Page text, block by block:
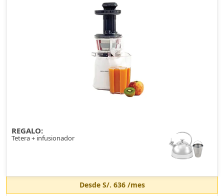
REGALO:
Tetera + infusionador
Desde S/. 636/mes